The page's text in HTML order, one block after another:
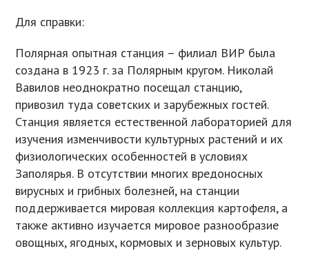
Для справки:
Полярная опытная станция – филиал ВИР была
создана в 1923 г. за Полярным кругом. Николай
Вавилов неоднократно посещал станцию,
привозил туда советских и зарубежных гостей.
Станция является естественной лабораторией для
изучения изменчивости культурных растений и их
физиологических особенностей в условиях
Заполярья. В отсутствии многих вредоносных
вирусных и грибных болезней, на станции
поддерживается мировая коллекция картофеля, а
также активно изучается мировое разнообразие
овощных, ягодных, кормовых и зерновых культур.